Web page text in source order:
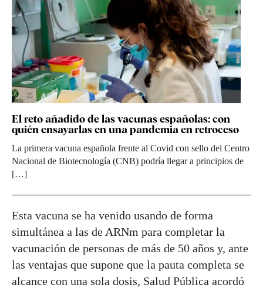
El reto añadido de las vacunas españolas: con
quién ensayarlas en una pandemia en retroceso
La primera vacuna española frente al Covid con sello del Centro
Nacional de Biotecnología (CNB) podría llegar a principios de
[…]
Esta vacuna se ha venido usando de forma
simultánea a las de ARNm para completar la
vacunación de personas de más de 50 años y, ante
las ventajas que supone que la pauta completa se
alcance con una sola dosis, Salud Pública acordó